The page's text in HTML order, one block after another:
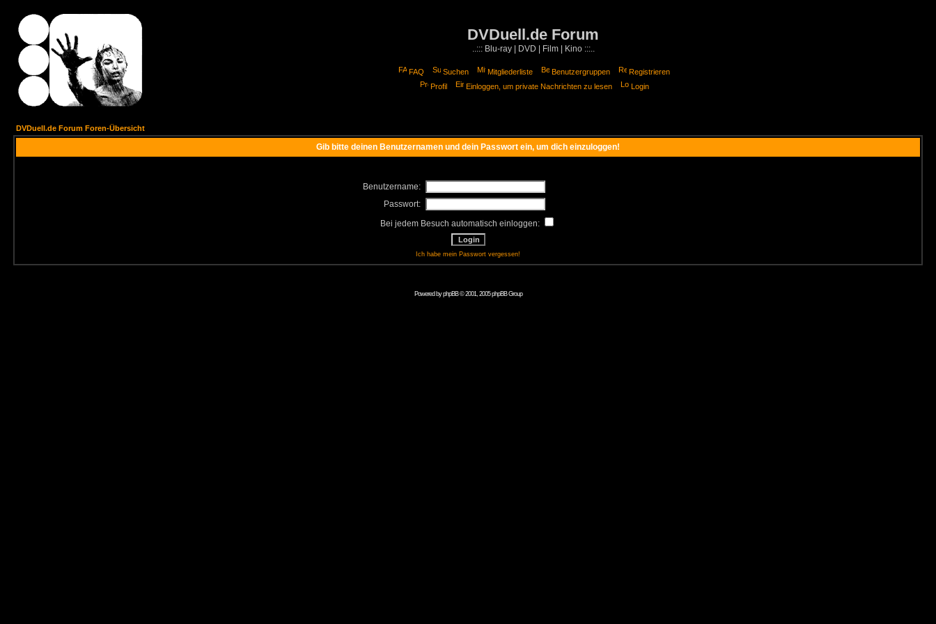
DVDuell.de Forum
..::: Blu-ray | DVD | Film | Kino :::..
FAQ Suchen Mitgliederliste Benutzergruppen
Registrieren
Profil
Einloggen, um private Nachrichten zu lesen Login
DVDuell.de Forum Foren-Übersicht
Gib bitte deinen Benutzernamen und dein Passwort ein, um dich einzuloggen!
Benutzername:
Passwort:
Bei jedem Besuch automatisch einloggen:
Ich habe mein Passwort vergessen!
Powered byphpBB© 2001, 2005 phpBB Group